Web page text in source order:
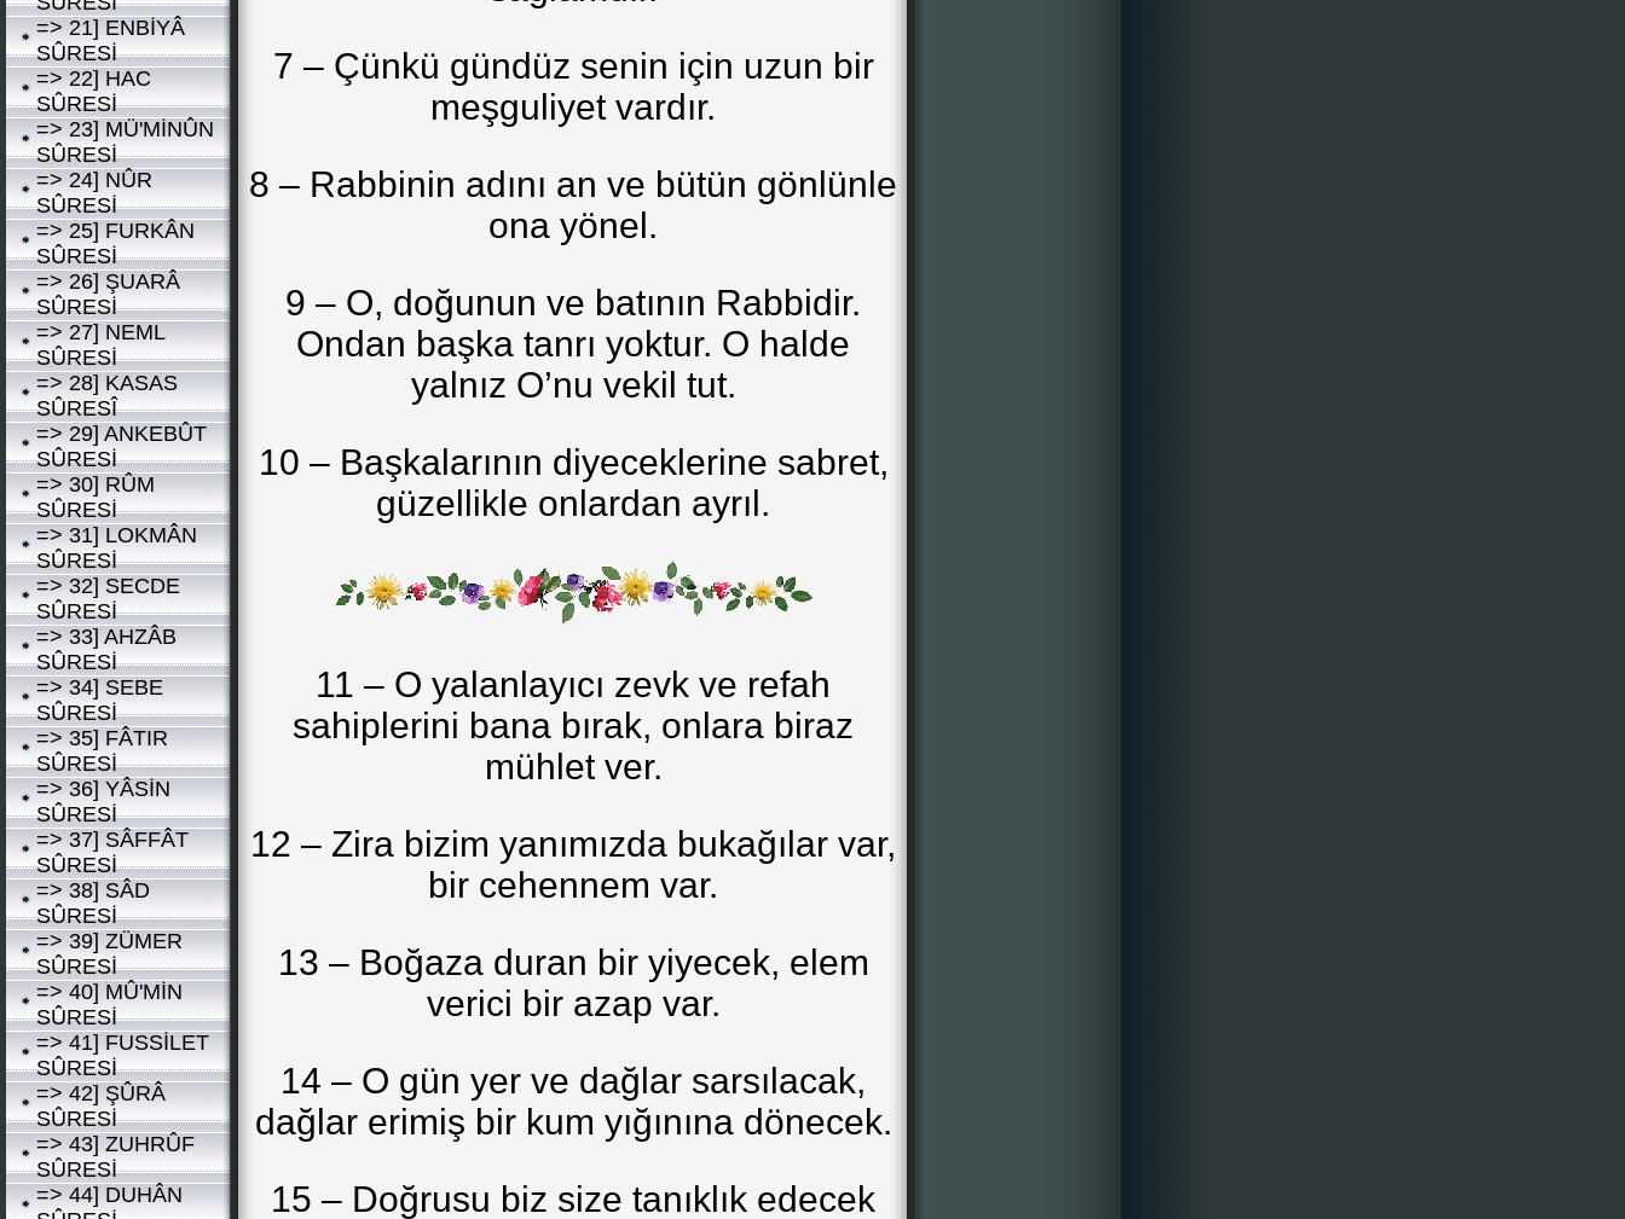
=> 21] ENBİYÂ
SÛRESİ
=> 22] HAC
SÛRESİ
=> 23] MÜ'MİNÛN
SÛRESİ
=> 24] NÛR
SÛRESİ
=> 25] FURKÂN
SÛRESİ
=> 26] ŞUARÂ
SÛRESİ
=> 27] NEML
SÛRESİ
=> 28] KASAS
SÛRESÎ
=> 29] ANKEBÛT
SÛRESİ
=> 30] RÛM
SÛRESİ
=> 31] LOKMÂN
SÛRESİ
=> 32] SECDE
SÛRESİ
=> 33] AHZÂB
SÛRESİ
=> 34] SEBE
SÛRESİ
=> 35] FÂTIR
SÛRESİ
=> 36] YÂSİN
SÛRESİ
=> 37] SÂFFÂT
SÛRESİ
=> 38] SÂD
SÛRESİ
=> 39] ZÜMER
SÛRESİ
=> 40] MÛ'MİN
SÛRESİ
=> 41] FUSSİLET
SÛRESİ
=> 42] ŞÛRÂ
SÛRESİ
=> 43] ZUHRÛF
SÛRESİ
=> 44] DUHÂN
7 – Çünkü gündüz senin için uzun bir
meşguliyet vardır.
8 – Rabbinin adını an ve bütün gönlünle
ona yönel.
9 – O, doğunun ve batının Rabbidir.
Ondan başka tanrı yoktur. O halde
yalnız O’nu vekil tut.
10 – Başkalarının diyeceklerine sabret,
güzellikle onlardan ayrıl.
11 – O yalanlayıcı zevk ve refah
sahiplerini bana bırak, onlara biraz
mühlet ver.
12 – Zira bizim yanımızda bukağılar var,
bir cehennem var.
13 – Boğaza duran bir yiyecek, elem
verici bir azap var.
14 – O gün yer ve dağlar sarsılacak,
dağlar erimiş bir kum yığınına dönecek.
15 – Doğrusu biz size tanıklık edecek